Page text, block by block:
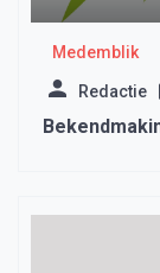
Medemblik
Redactie